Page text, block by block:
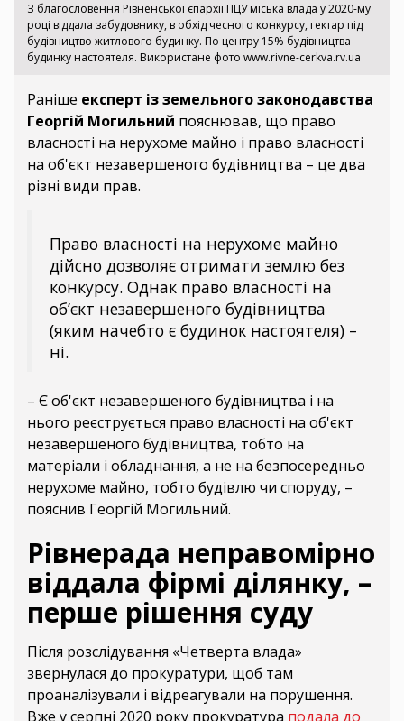
З благословення Рівненської єпархії ПЦУ міська влада у 2020-му
році віддала забудовнику, в обхід чесного конкурсу, гектар під
будівництво житлового будинку. По центру 15% будівництва
будинку настоятеля. Використане фото www.rivne-cerkva.rv.ua
Раніше експерт із земельного законодавства
Георгій Могильний пояснював, що право
власності на нерухоме майно і право власності
на об'єкт незавершеного будівництва – це два
різні види прав.
Право власності на нерухоме майно
дійсно дозволяє отримати землю без
конкурсу. Однак право власності на
об’єкт незавершеного будівництва
(яким начебто є будинок настоятеля) –
ні.
– Є об'єкт незавершеного будівництва і на
нього реєструється право власності на об'єкт
незавершеного будівництва, тобто на
матеріали і обладнання, а не на безпосередньо
нерухоме майно, тобто будівлю чи споруду, –
пояснив Георгій Могильний.
Рівнерада неправомірно
віддала фірмі ділянку, –
перше рішення суду
Після розслідування «Четверта влада»
звернулася до прокуратури, щоб там
проаналізували і відреагували на порушення.
Вже у серпні 2020 року прокуратура подала до